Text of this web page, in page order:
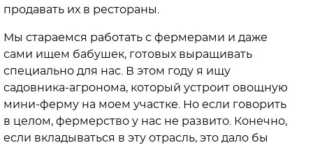
продавать их в рестораны.
Мы стараемся работать с фермерами и даже
сами ищем бабушек, готовых выращивать
специально для нас. В этом году я ищу
садовника-агронома, который устроит овощную
мини-ферму на моем участке. Но если говорить
в целом, фермерство у нас не развито. Конечно,
если вкладываться в эту отрасль, это дало бы